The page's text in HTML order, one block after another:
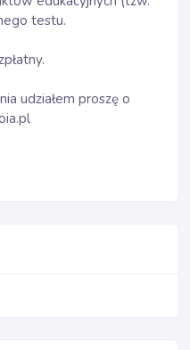
testu.
udziałem proszę o